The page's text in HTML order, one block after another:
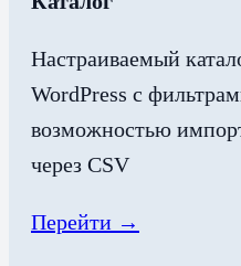
Настраиваемый
WordPress с
возможностью
через CSV
Перейти →